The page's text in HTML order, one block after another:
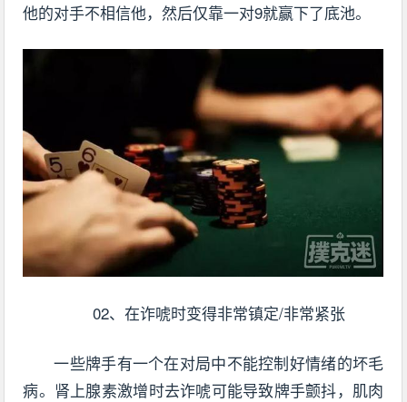
他的对手不相信他，然后仅靠一对9就赢下了底池。
02、在诈唬时变得非常镇定/非常紧张
一些牌手有一个在对局中不能控制好情绪的坏毛
病。肾上腺素激增时去诈唬可能导致牌手颤抖，肌肉